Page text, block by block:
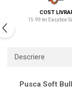
COST
15.99 lei Easybox
Descriere
Pusca Soft